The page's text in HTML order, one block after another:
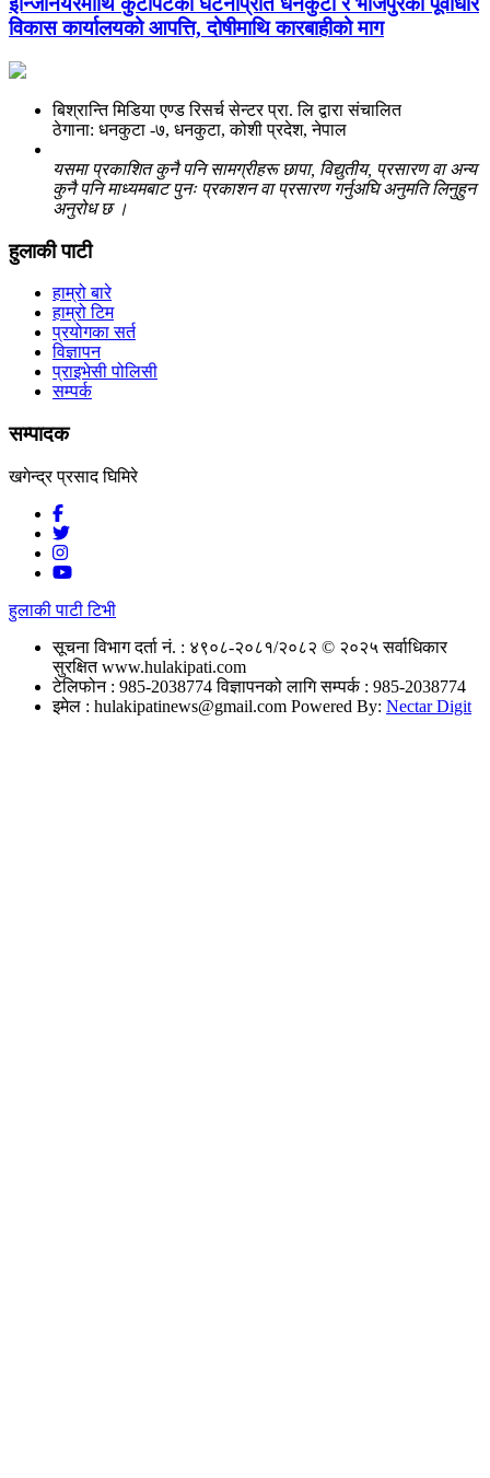
विकास कार्यालयको आपत्ति, दोषीमाथि कारबाहीको माग
बिश्रान्ति मिडिया एण्ड रिसर्च सेन्टर प्रा. लि द्वारा संचालित
ठेगाना: धनकुटा -७, धनकुटा, कोशी प्रदेश, नेपाल
यसमा प्रकाशित कुनै पनि सामग्रीहरू छापा, विद्युतीय, प्रसारण वा अन्य
कुनै पनि माध्यमबाट पुनः प्रकाशन वा प्रसारण गर्नुअघि अनुमति लिनुहुन
अनुरोध छ ।
हुलाकी पाटी
हाम्रो बारे
हाम्रो टिम
प्रयोगका सर्त
विज्ञापन
प्राइभेसी पोलिसी
सम्पर्क
सम्पादक
खगेन्द्र प्रसाद घिमिरे
हुलाकी पाटी टिभी
सूचना विभाग दर्ता नं. : ४९०८-२०८१/२०८२ © २०२५ सर्वाधिकार
सुरक्षित www.hulakipati.com
टेलिफोन : 985-2038774विज्ञापनको लागि सम्पर्क : 985-2038774
इमेल : hulakipatinews@gmail.com Powered By: Nectar Digit